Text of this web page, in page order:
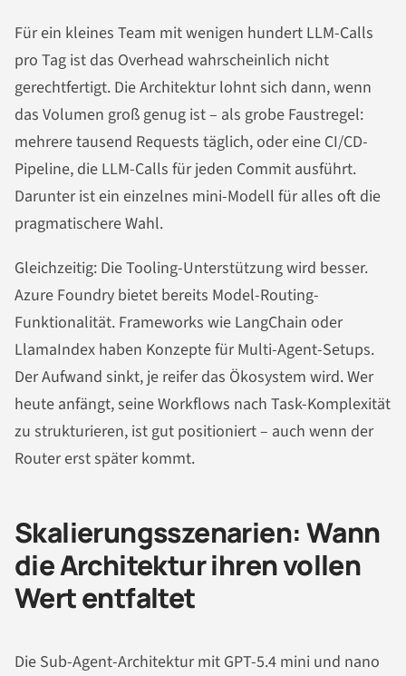
Für ein kleines Team mit wenigen hundert LLM-Calls
pro Tag ist das Overhead wahrscheinlich nicht
gerechtfertigt. Die Architektur lohnt sich dann, wenn
das Volumen groß genug ist – als grobe Faustregel:
mehrere tausend Requests täglich, oder eine CI/CD-
Pipeline, die LLM-Calls für jeden Commit ausführt.
Darunter ist ein einzelnes mini-Modell für alles oft die
pragmatischere Wahl.
Gleichzeitig: Die Tooling-Unterstützung wird besser.
Azure Foundry bietet bereits Model-Routing-
Funktionalität. Frameworks wie LangChain oder
LlamaIndex haben Konzepte für Multi-Agent-Setups.
Der Aufwand sinkt, je reifer das Ökosystem wird. Wer
heute anfängt, seine Workflows nach Task-Komplexität
zu strukturieren, ist gut positioniert – auch wenn der
Router erst später kommt.
Skalierungsszenarien: Wann
die Architektur ihren vollen
Wert entfaltet
Die Sub-Agent-Architektur mit GPT-5.4 mini und nano